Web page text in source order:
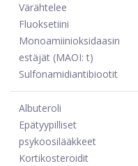
Värähtelee
Fluoksetiini
Monoamiinioksidaasin
estäjät (MAOI: t)
Sulfonamidiantibiootit
Albuteroli
Epätyypilliset
psykoosilääkkeet
Kortikosteroidit